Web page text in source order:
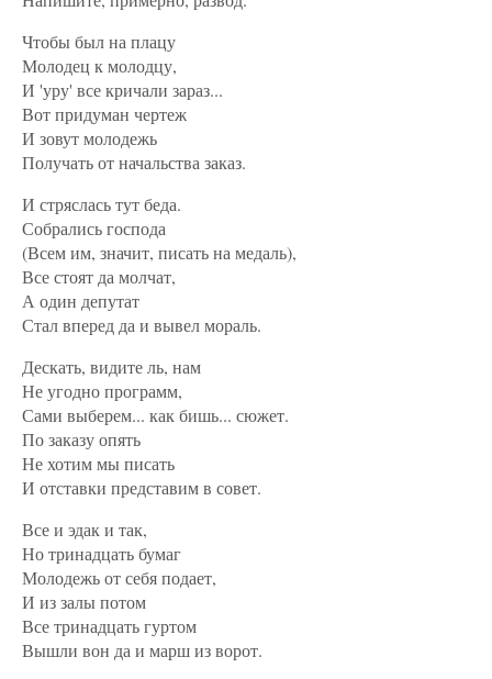
Чтобы был на плацу
Молодец к молодцу,
И 'уру' все кричали зараз...
Вот придуман чертеж
И зовут молодежь
Получать от начальства заказ.
И стряслась тут беда.
Собрались господа
(Всем им, значит, писать на медаль),
Все стоят да молчат,
А один депутат
Стал вперед да и вывел мораль.
Дескать, видите ль, нам
Не угодно программ,
Сами выберем... как бишь... сюжет.
По заказу опять
Не хотим мы писать
И отставки представим в совет.
Все и эдак и так,
Но тринадцать бумаг
Молодежь от себя подает,
И из залы потом
Все тринадцать гуртом
Вышли вон да и марш из ворот.